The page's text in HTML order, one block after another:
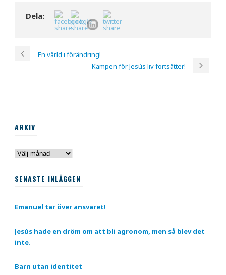
Dela:
En värld i förändring!
Kampen för Jesús liv fortsätter!
ARKIV
Arkiv
SENASTE INLÄGGEN
Emanuel tar över ansvaret!
Jesús hade en dröm om att bli agronom, men så blev det
inte.
Barn utan identitet